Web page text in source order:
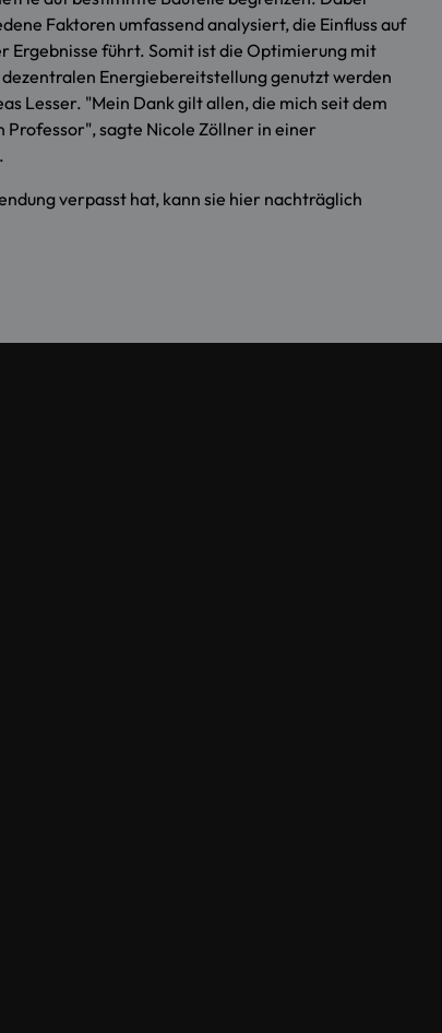
Faktoren umfassend analysiert, die Einfluss auf
Ergebnisse führt. Somit ist die Optimierung mit
Energiebereitstellung genutzt werden
Lesser. "Mein Dank gilt allen, die mich seit dem
sagte Nicole Zöllner in einer
verpasst hat, kann sie hier nachträglich